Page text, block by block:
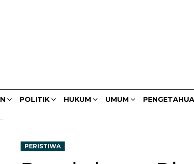
POLITIK HUKUM UMUM
PERISTIWA